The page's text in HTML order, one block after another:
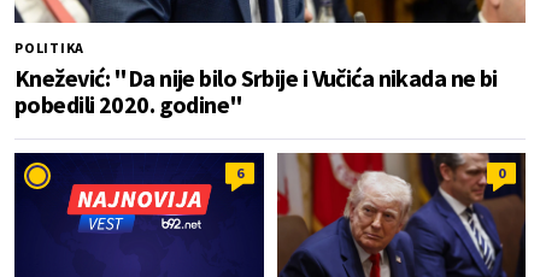
POLITIKA
Knežević: "Da nije bilo Srbije i Vučića nikada ne bi
pobedili 2020. godine"
6 0